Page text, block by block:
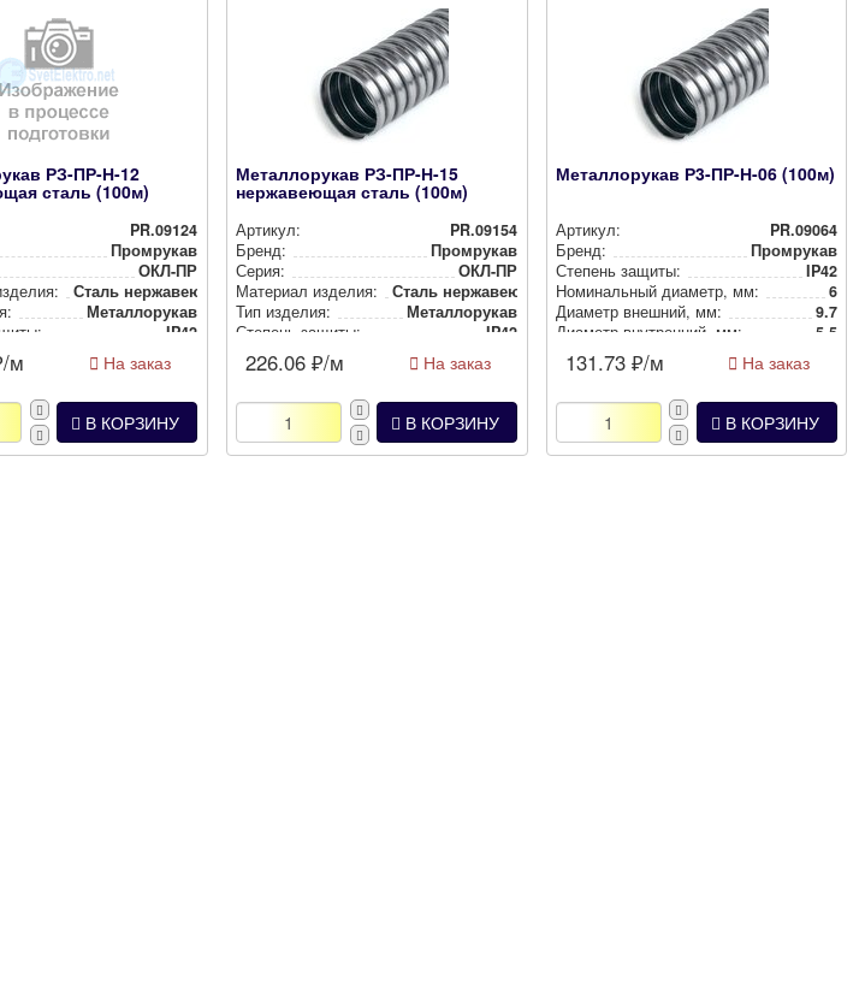
РЗ-ПР-Н-12
сталь (100м)
PR.09124
Промрукав
ОКЛ-ПР
Сталь нер­жа­ве­ющая (INOX)
Метал­ло­ру­кав
IP42
м На заказ
В КОРЗИНУ
Металлорукав РЗ-ПР-Н-15
нержавеющая сталь (100м)
Артикул:
PR.09154
Бренд:
Промрукав
Серия:
ОКЛ-ПР
Материал изделия:
Сталь нер­жа­ве­ющая (INOX)
Тип изделия:
Метал­ло­ру­кав
Степень защиты:
IP42
226.06 ₽/м На заказ
В КОРЗИНУ
Металлорукав Р3-ПР-Н-06 (100м)
Артикул:
PR.09064
Бренд:
Промрукав
Степень защиты:
IP42
Номи­наль­ный диаметр, мм:
6
Диаметр внешний, мм:
9.7
Диаметр внут­рен­ний, мм:
5.5
131.73 ₽/м На заказ
В КОРЗИНУ